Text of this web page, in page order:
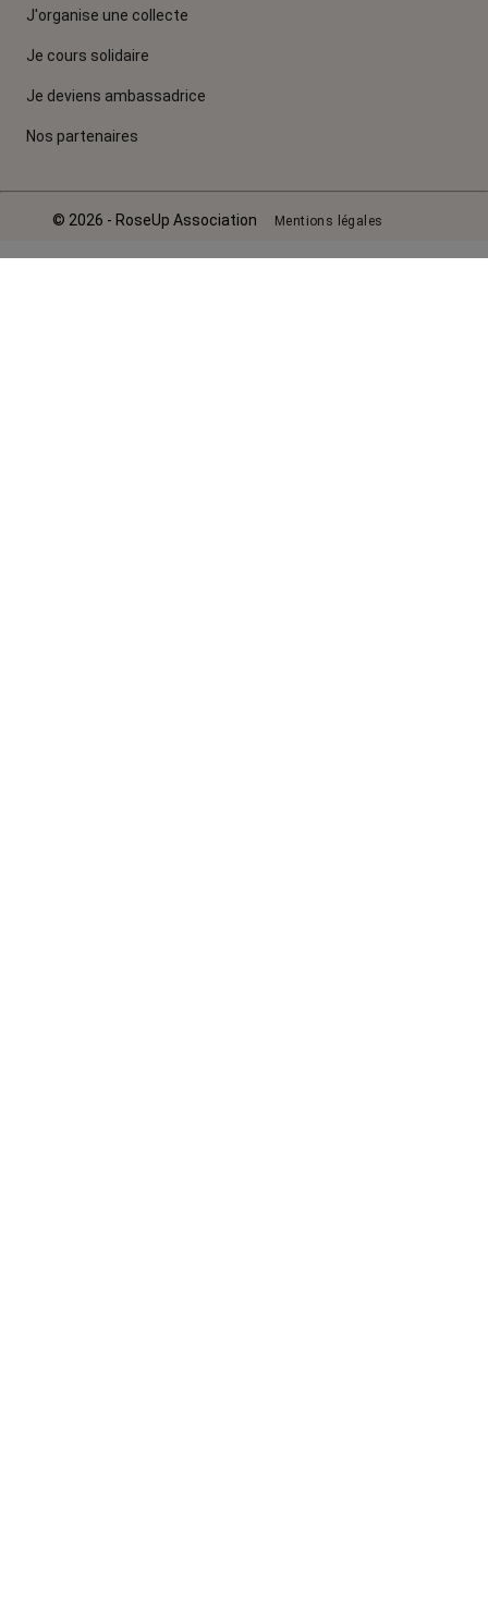
J'organise une collecte
Je cours solidaire
Je deviens ambassadrice
Nos partenaires
© 2026 - RoseUp Association Mentions légales